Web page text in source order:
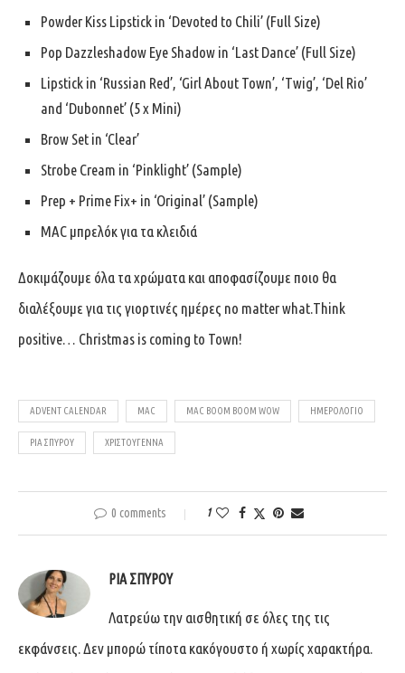
Powder Kiss Lipstick in ‘Devoted to Chili’ (Full Size)
Pop Dazzleshadow Eye Shadow in ‘Last Dance’ (Full Size)
Lipstick in ‘Russian Red’, ‘Girl About Town’, ‘Twig’, ‘Del Rio’
and ‘Dubonnet’ (5 x Mini)
Brow Set in ‘Clear’
Strobe Cream in ‘Pinklight’ (Sample)
Prep + Prime Fix+ in ‘Original’ (Sample)
MAC μπρελόκ για τα κλειδιά
Δοκιμάζουμε όλα τα χρώματα και αποφασίζουμε ποιο θα
διαλέξουμε για τις γιορτινές ημέρες no matter what.Think
positive… Christmas is coming to Town!
ADVENT CALENDAR MAC MAC BOOM BOOM WOW ΗΜΕΡΟΛΌΓΙΟ
ΡΊΑ ΣΠΎΡΟΥ ΧΡΙΣΤΟΎΓΕΝΝΑ
0 comments 1
ΡΊΑ ΣΠΎΡΟΥ
Λατρεύω την αισθητική σε όλες της τις
εκφάνσεις. Δεν μπορώ τίποτα κακόγουστο ή χωρίς χαρακτήρα.